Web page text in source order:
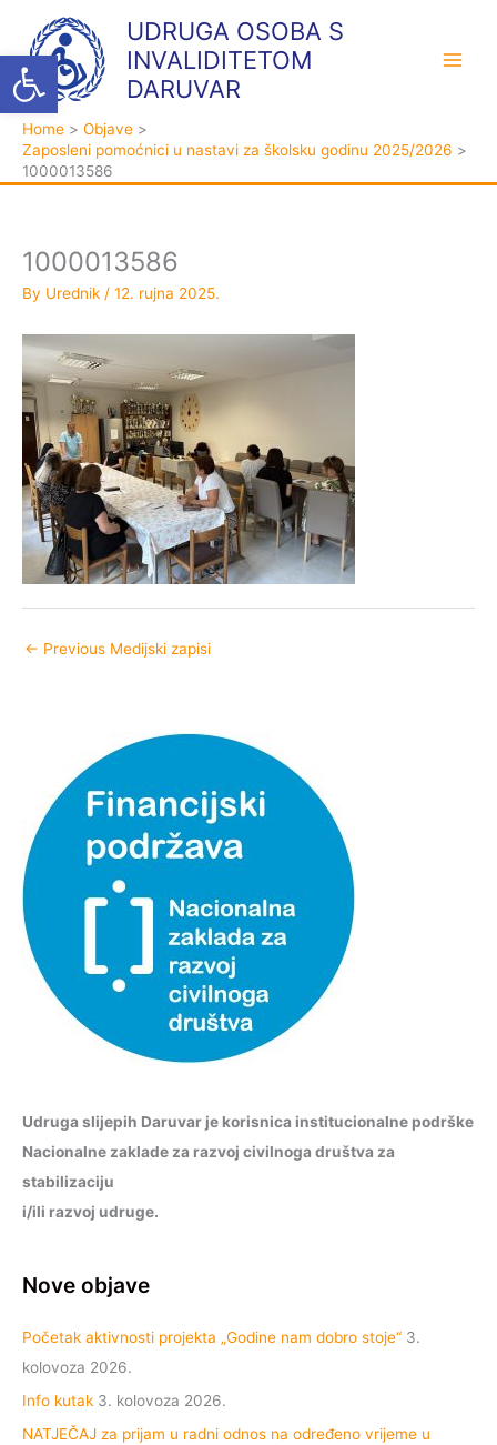
Open toolbar
content
UDRUGA OSOBA S
INVALIDITETOM
DARUVAR
Home
Objave
Zaposleni pomoćnici u nastavi za školsku godinu 2025/2026
1000013586
1000013586
By Urednik / 12. rujna 2025.
← Previous Medijski zapisi
Udruga slijepih Daruvar je korisnica institucionalne podrške
Nacionalne zaklade za razvoj civilnoga društva za
stabilizaciju
i/ili razvoj udruge.
Nove objave
Početak aktivnosti projekta „Godine nam dobro stoje“ 3.
kolovoza 2026.
Info kutak 3. kolovoza 2026.
NATJEČAJ za prijam u radni odnos na određeno vrijeme u
t
e
g
o
j
h
i
v
a